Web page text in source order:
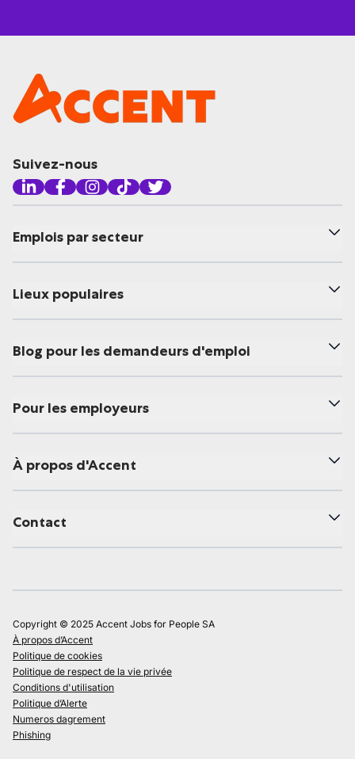
Suivez-nous
Emplois par secteur
Lieux populaires
Blog pour les demandeurs d'emploi
Pour les employeurs
À propos d'Accent
Contact
Copyright © 2025 Accent Jobs for People SA
À propos d’Accent
Politique de cookies
Politique de respect de la vie privée
Conditions d'utilisation
Politique d’Alerte
Numeros dagrement
Phishing